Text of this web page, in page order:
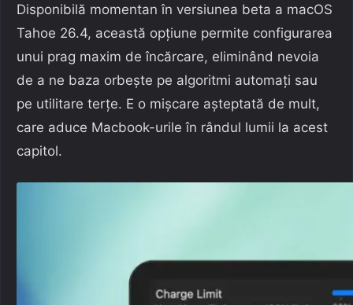
Disponibilă momentan în versiunea beta a macOS
Tahoe 26.4, această opțiune permite configurarea
unui prag maxim de încărcare, eliminând nevoia
de a ne baza orbește pe algoritmi automați sau
pe utilitare terțe. E o mișcare așteptată de mult,
care aduce Macbook-urile în rândul lumii la acest
capitol.